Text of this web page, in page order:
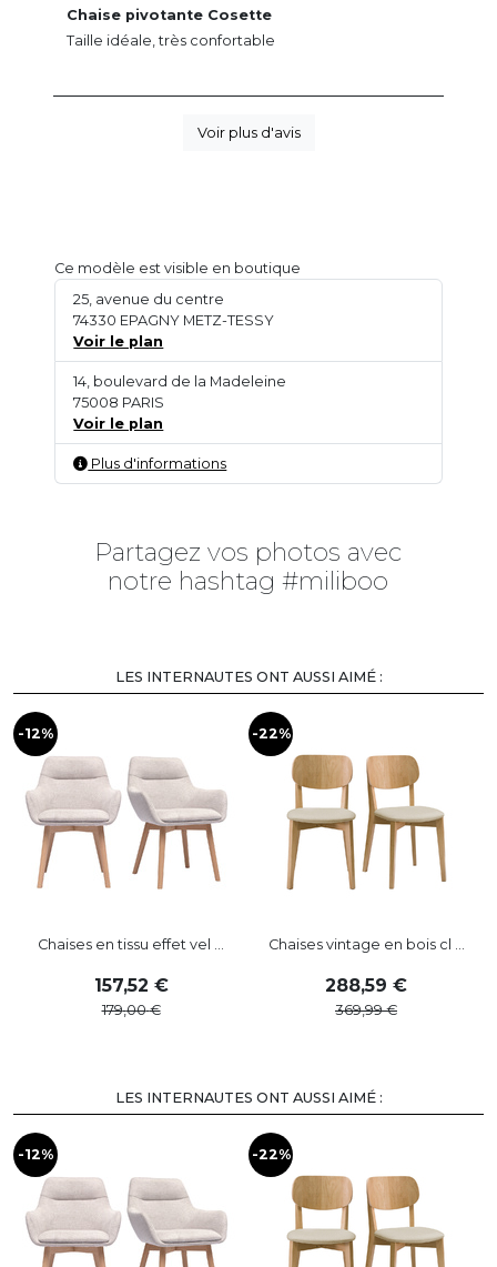
Chaise pivotante Cosette
Taille idéale, très confortable
Voir plus d'avis
Ce modèle est visible en boutique
25, avenue du centre
74330 EPAGNY METZ-TESSY
Voir le plan
14, boulevard de la Madeleine
75008 PARIS
Voir le plan
Plus d'informations
Partagez vos photos avec
notre hashtag #miliboo
LES INTERNAUTES ONT AUSSI AIMÉ :
-12%
Chaises en tissu effet vel ...
157,52
179,00
-22%
Chaises vintage en bois cl ...
288,59
369,99
LES INTERNAUTES ONT AUSSI AIMÉ :
-12% -22%